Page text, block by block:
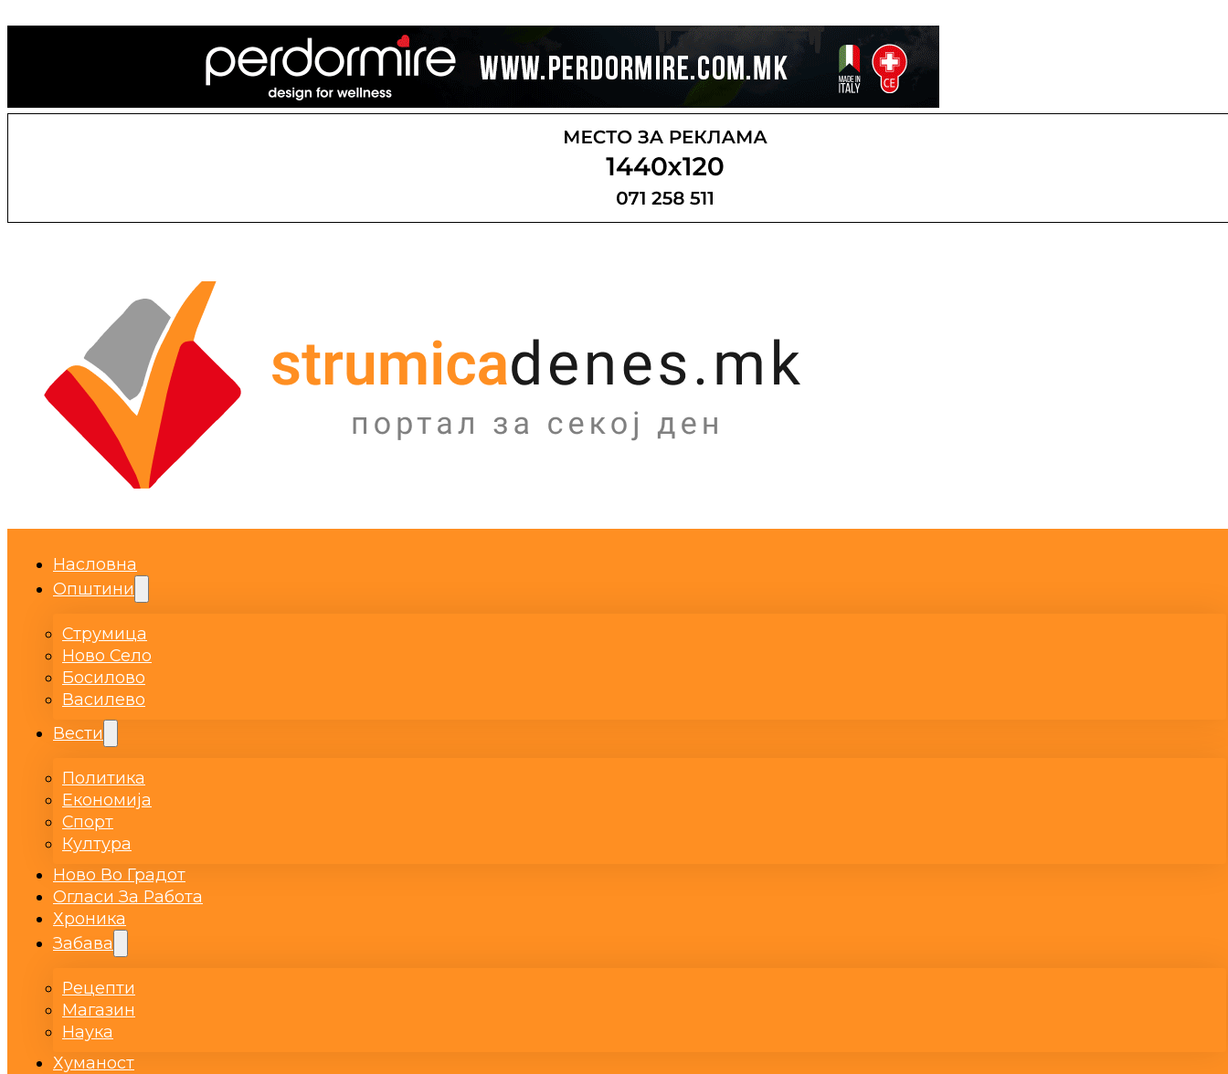
Насловна
Општини
Струмица
Ново Село
Босилово
Василево
Вести
Политика
Економија
Спорт
Култура
Ново Во Градот
Огласи За Работа
Хроника
Забава
Рецепти
Магазин
Наука
Хуманост